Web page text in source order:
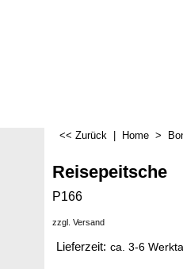
<< Zurück Home >
Reisepeitsche
P166
zzgl. Versand
Lieferzeit: ca. 3-6